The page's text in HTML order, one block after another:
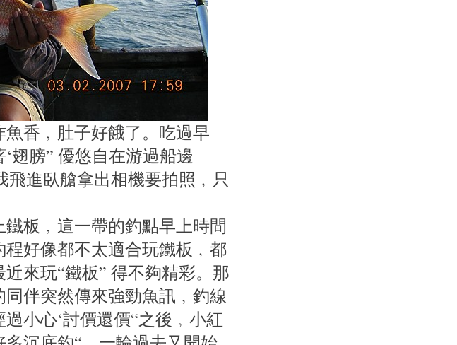
香﹐肚子好餓了。吃過早
翅膀” 優悠自在游過船邊
飛進臥艙拿出相機要拍照﹐只
鐵板﹐這一帶的釣點早上時間
好像都不太適合玩鐵板﹐都
來玩“鐵板” 得不夠精彩。那
伴突然傳來強勁魚訊﹐釣線
小心‘討價還價“之後﹐小紅